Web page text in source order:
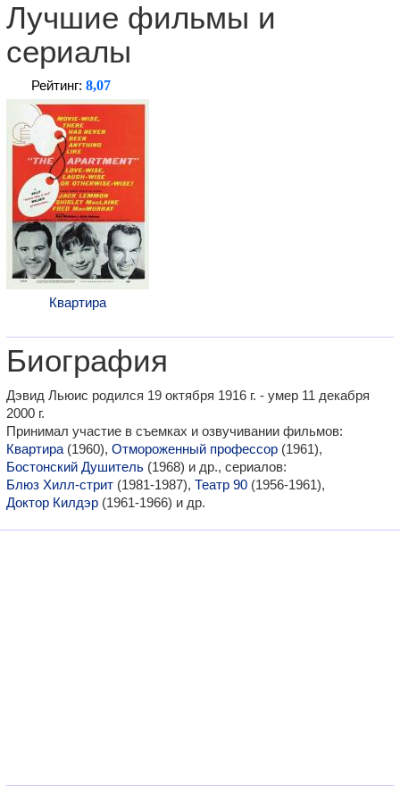
Лучшие фильмы и
сериалы
Рейтинг: 8,07
Квартира
Биография
Дэвид Льюис родился 19 октября 1916 г. - умер 11 декабря
2000 г.
Принимал участие в съемках и озвучивании фильмов:
Квартира (1960), Отмороженный профессор (1961),
Бостонский Душитель (1968) и др., сериалов:
Блюз Хилл-стрит (1981-1987), Театр 90 (1956-1961),
Доктор Килдэр (1961-1966) и др.